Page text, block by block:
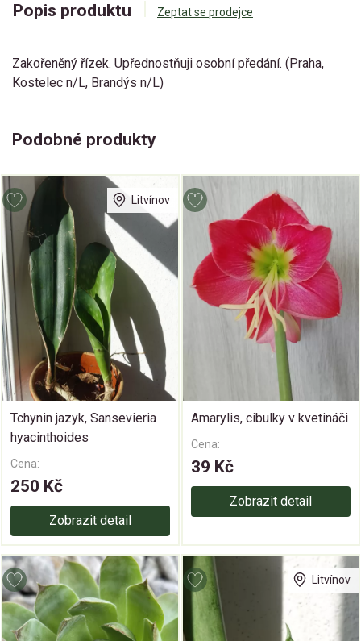
Popis produktu Zeptat se prodejce
Zakořeněný řízek. Upřednostňuji osobní předání. (Praha,
Kostelec n/L, Brandýs n/L)
Podobné produkty
Litvínov
Tchynin jazyk, Sansevieria
hyacinthoides
Cena:
250 Kč
Zobrazit detail
Amarylis, cibulky v kvetináči
Cena:
39 Kč
Zobrazit detail
Litvínov